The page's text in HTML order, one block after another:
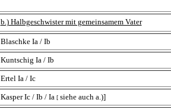
b.) Halbgeschwister mit gemeinsamem Vater
Blaschke Ia / Ib
Kuntschig Ia / Ib
Ertel Ia / Ic
Kasper Ic / Ib / Ia [siehe auch a.)]